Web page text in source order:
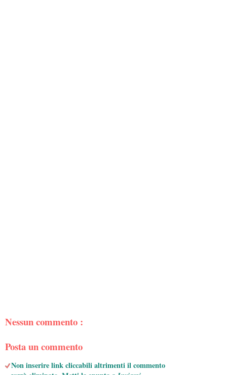
Nessun commento :
Posta un commento
Non inserire link cliccabili altrimenti il commento